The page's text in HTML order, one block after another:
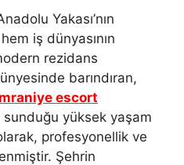
Yakası’nın
iş dünyasının
rezidans
barındıran,
escort
yüksek yaşam
profesyonellik ve
Şehrin